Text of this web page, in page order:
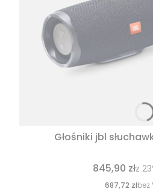
Głośniki jbl
845,90 złz
687,72 złbez